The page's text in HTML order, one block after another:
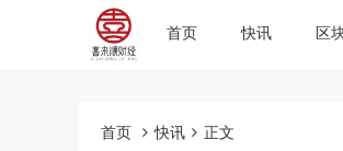
首页 快讯 区
首页 快讯 正文